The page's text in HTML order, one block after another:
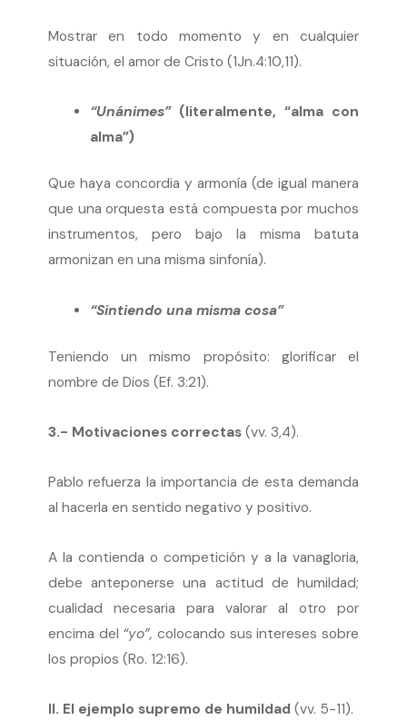
Mostrar en todo momento y en cualquier
situación, el amor de Cristo (1Jn.4:10,11).
“Unánimes”(literalmente, “alma con
alma”)
Que haya concordia y armonía (de igual manera
que una orquesta está compuesta por muchos
instrumentos, pero bajo la misma batuta
armonizan en una misma sinfonía).
“Sintiendo una misma cosa”
Teniendo un mismo propósito: glorificar el
nombre de Dios (Ef. 3:21).
3.- Motivaciones correctas (vv. 3,4).
Pablo refuerza la importancia de esta demanda
al hacerla en sentido negativo y positivo.
A la contienda o competición y a la vanagloria,
debe anteponerse una actitud de humildad;
cualidad necesaria para valorar al otro por
encima del “yo”, colocando sus intereses sobre
los propios (Ro. 12:16).
II. El ejemplo supremo de humildad (vv. 5-11).